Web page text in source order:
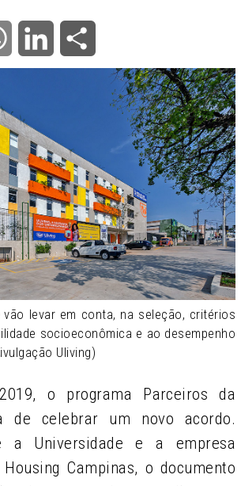
WhatsApp LinkedIn
vão levar em conta, na seleção, critérios
socioeconômica e ao desempenho
Uliving)
o programa Parceiros da
de celebrar um novo acordo.
a Universidade e a empresa
Campinas, o documento